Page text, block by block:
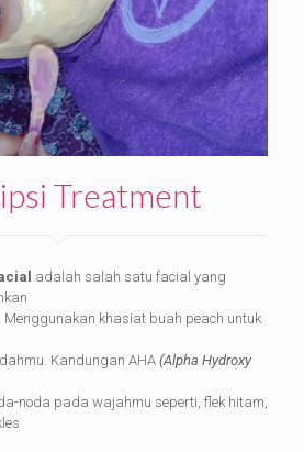
Treatment
adalah salah satu facial yang
khasiat buah peach untuk
Kandungan AHA (Alpha Hydroxy
noda pada wajahmu seperti, flek hitam,